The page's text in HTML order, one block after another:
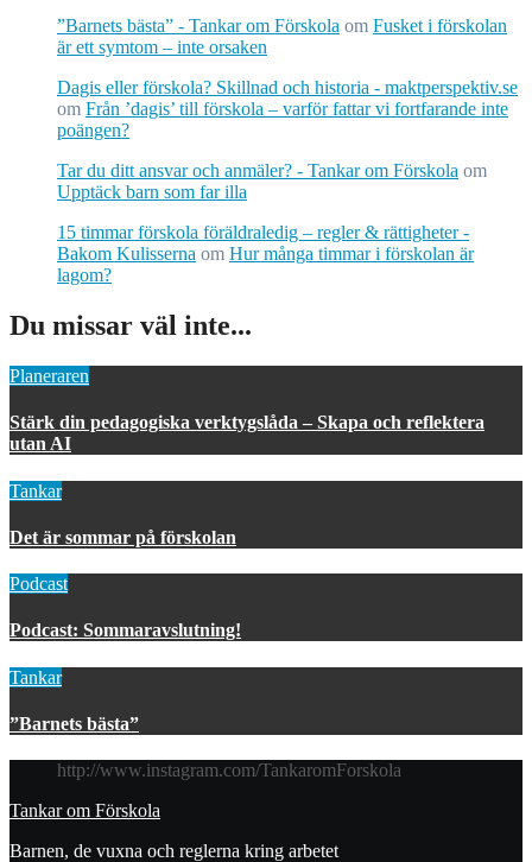
”Barnets bästa” - Tankar om Förskola om Fusket i förskolan
är ett symtom – inte orsaken
Dagis eller förskola? Skillnad och historia - maktperspektiv.se
om Från ’dagis’ till förskola – varför fattar vi fortfarande inte
poängen?
Tar du ditt ansvar och anmäler? - Tankar om Förskola om
Upptäck barn som far illa
15 timmar förskola föräldraledig – regler & rättigheter -
Bakom Kulisserna om Hur många timmar i förskolan är
lagom?
Du missar väl inte...
Planeraren
Stärk din pedagogiska verktygslåda – Skapa och reflektera
utan AI
Tankar
Det är sommar på förskolan
Podcast
Podcast: Sommaravslutning!
Tankar
”Barnets bästa”
http://www.instagram.com/TankaromForskola
Tankar om Förskola
Barnen, de vuxna och reglerna kring arbetet